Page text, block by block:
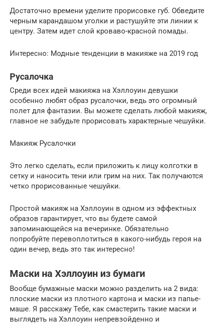
Достаточно времени уделите прорисовке губ. Обведите
черным карандашом уголки и растушуйте эти линии к
центру. Затем идет слой кроваво-красной помады.
Интересно: Модные тенденции в макияже на 2019 год
Русалочка
Среди всех идей макияжа на Хэллоуин девушки
особенно любят образ русалочки, ведь это огромный
полет для фантазии. Вы можете сделать любой макияж,
главное не забудьте прорисовать характерные чешуйки.
Макияж Русалочки
Это легко сделать, если приложить к лицу колготки в
сетку и наносить тени или грим на них. Так получаются
четко прорисованные чешуйки.
Простой макияж на Хэллоуин в одном из эффектных
образов гарантирует, что вы будете самой
запоминающейся на вечеринке. Обязательно
попробуйте перевоплотиться в какого-нибудь героя на
один вечер, ведь это так интересно!
Маски на Хэллоуин из бумаги
Вообще бумажные маски можно разделить на 2 вида:
плоские маски из плотного картона и маски из папье-
маше. Я расскажу Тебе, как смастерить такие маски и
выглядеть на Хэллоуин непревзойденно и